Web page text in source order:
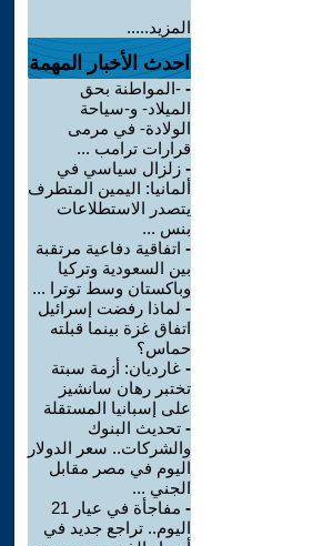
المزيد.....
احدث الأخبار المهمة
- -المواطنة بحق
الميلاد- و-سياحة
الولادة- في مرمى
قرارات ترامب ...
- زلزال سياسي في
ألمانيا: اليمين المتطرف
يتصدر الاستطلاعات
بنس ...
- اتفاقية دفاعية مرتقبة
بين السعودية وتركيا
وباكستان وسط توترا ...
- لماذا رفضت إسرائيل
اتفاق غزة بينما قبلته
حماس؟
- غارديان: أزمة سبتة
تختبر رهان سانشيز
على إسبانيا المستقلة
- تحديث البنوك
والشركات.. سعر الدولار
اليوم في مصر مقابل
الجني ...
-
مفاجأة في عيار 21
اليوم.. تراجع جديد في